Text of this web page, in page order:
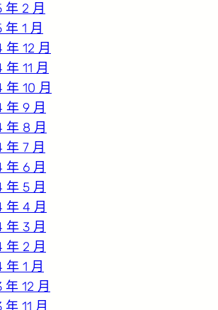
年 2 月
年 1 月
年 12 月
11 月
年 10 月
年 9 月
年 8 月
年 7 月
年 6 月
年 5 月
年 4 月
年 3 月
年 2 月
年 1 月
年 12 月
11 月